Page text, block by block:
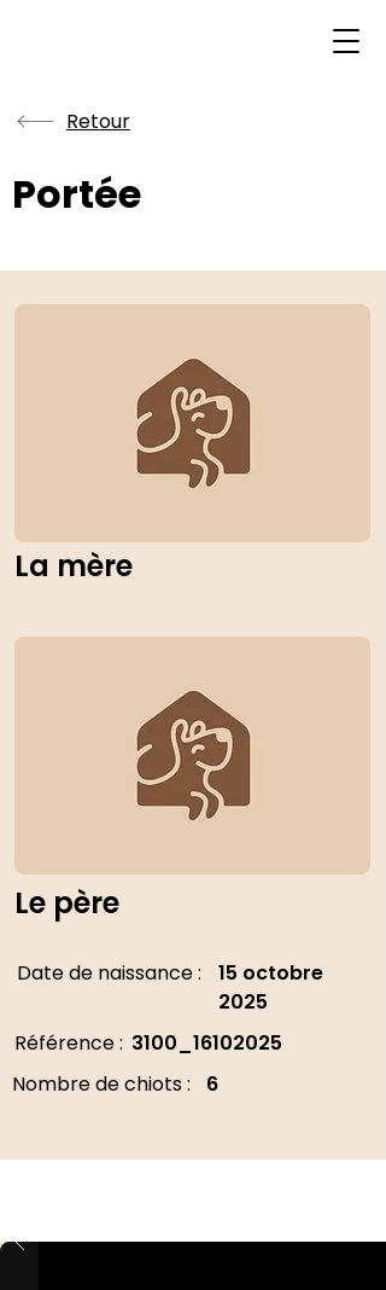
Retour
Portée
La mère
Le père
Date de naissance :
15 octobre
2025
Référence : 3100_16102025
Nombre de chiots :
6